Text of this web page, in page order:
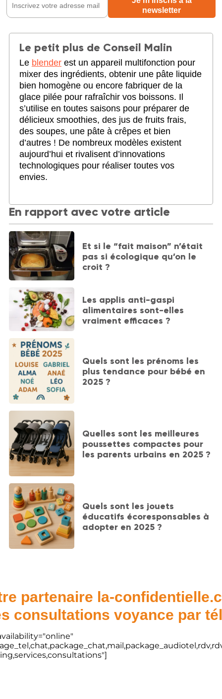
Le petit plus de Conseil Malin
Le blenderest un appareil multifonction pour
mixer des ingrédients, obtenir une pâte liquide
bien homogène ou encore fabriquer de la
glace pilée pour rafraîchir vos boissons. Il
s’utilise en toutes saisons pour préparer de
délicieux smoothies, des jus de fruits frais,
des soupes, une pâte à crêpes et bien
d’autres ! De nombreux modèles existent
aujourd’hui et rivalisent d’innovations
technologiques pour réaliser toutes vos
envies.
En rapport avec votre article
Et si le “fait maison” n’était
pas si écologique qu’on le
croit ?
Les applis anti-gaspi
alimentaires sont-elles
vraiment efficaces ?
Quels sont les prénoms les
plus tendance pour bébé en
2025 ?
Quelles sont les meilleures
poussettes compactes pour
les parents urbains en 2025 ?
Quels sont les jouets
éducatifs écoresponsables à
adopter en 2025 ?
partenaire la-
consultations voyance par